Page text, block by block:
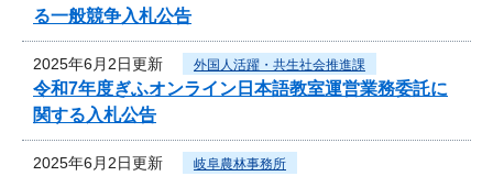
る一般競争入札公告
2025年6月2日更新 外国人活躍・共生社会推進課
令和7年度ぎふオンライン日本語教室運営業務委託に
関する入札公告
2025年6月2日更新 岐阜農林事務所